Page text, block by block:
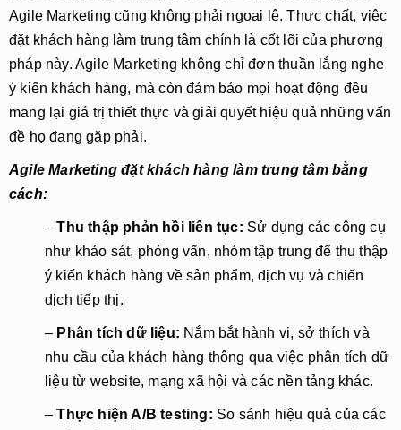
Agile Marketing cũng không phải ngoại lệ. Thực chất, việc
đặt khách hàng làm trung tâm chính là cốt lõi của phương
pháp này. Agile Marketing không chỉ đơn thuần lắng nghe
ý kiến khách hàng, mà còn đảm bảo mọi hoạt động đều
mang lại giá trị thiết thực và giải quyết hiệu quả những vấn
đề họ đang gặp phải.
Agile Marketing đặt khách hàng làm trung tâm bằng
cách:
–Thu thập phản hồi liên tục: Sử dụng các công cụ
như khảo sát, phỏng vấn, nhóm tập trung để thu thập
ý kiến khách hàng về sản phẩm, dịch vụ và chiến
dịch tiếp thị.
– Phân tích dữ liệu: Nắm bắt hành vi, sở thích và
nhu cầu của khách hàng thông qua việc phân tích dữ
liệu từ website, mạng xã hội và các nền tảng khác.
–Thực hiện A/B testing: So sánh hiệu quả của các